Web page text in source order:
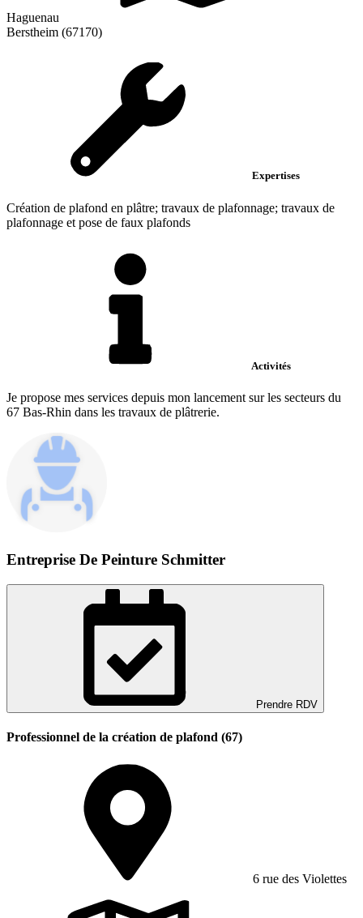
Haguenau
Berstheim (67170)
Expertises
Création de plafond en plâtre; travaux de plafonnage; travaux de
plafonnage et pose de faux plafonds
Activités
Je propose mes services depuis mon lancement sur les secteurs du
67 Bas-Rhin dans les travaux de plâtrerie.
Entreprise De Peinture Schmitter
Prendre RDV
Professionnel de la création de plafond (67)
6 rue des Violettes